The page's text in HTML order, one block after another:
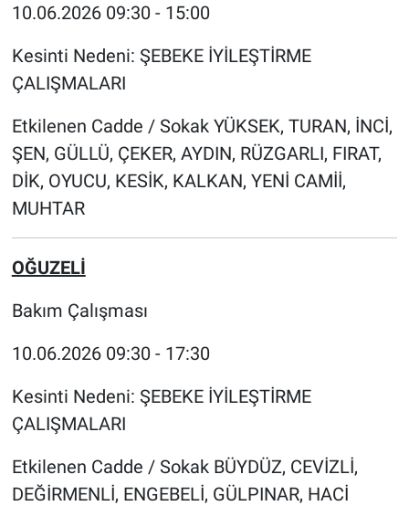
10.06.2026 09:30 - 15:00
Kesinti Nedeni: ŞEBEKE İYİLEŞTİRME
ÇALIŞMALARI
Etkilenen Cadde / Sokak YÜKSEK, TURAN, İNCİ,
ŞEN, GÜLLÜ, ÇEKER, AYDIN, RÜZGARLI, FIRAT,
DİK, OYUCU, KESİK, KALKAN, YENİ CAMİİ,
MUHTAR
OĞUZELİ
Bakım Çalışması
10.06.2026 09:30 - 17:30
Kesinti Nedeni: ŞEBEKE İYİLEŞTİRME
ÇALIŞMALARI
Etkilenen Cadde / Sokak BÜYDÜZ, CEVİZLİ,
DEĞİRMENLİ, ENGEBELİ, GÜLPINAR, HACİ